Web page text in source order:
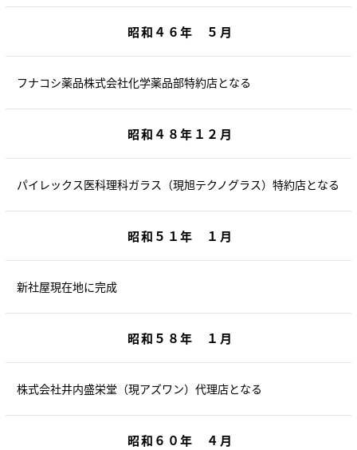
昭和４６年 ５月
フナコシ薬品株式会社化学薬品部特約店となる
昭和４８年１２月
パイレックス医科理科ガラス（現旭テクノグラス）特約店となる
昭和５１年 １月
新社屋現在地に完成
昭和５８年 １月
株式会社井内盛栄堂（現アズワン）代理店となる
昭和６０年 ４月